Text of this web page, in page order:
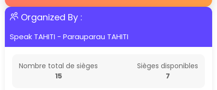
Organized By :
Speak TAHITI - Parauparau TAHITI
Nombre total de sièges
15
Sièges disponibles
7